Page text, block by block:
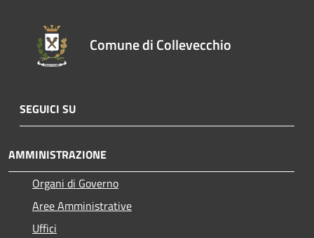
Comune di Collevecchio
SEGUICI SU
AMMINISTRAZIONE
Organi di Governo
Aree Amministrative
Uffici